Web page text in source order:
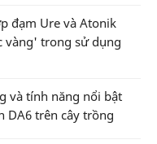
đạm Ure và Atonik
vàng' trong sử dụng
và tính năng nổi bật
DA6 trên cây trồng